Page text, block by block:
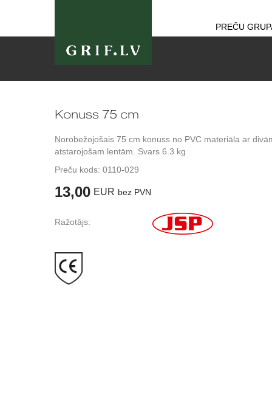
PREČU
Konuss 75 cm
Norobežojošais 75 cm konuss no PVC materiāla ar
atstarojošam lentām. Svars 6.3 kg
Preču kods: 0110-029
13,00 EUR bez PVN
Ražotājs: